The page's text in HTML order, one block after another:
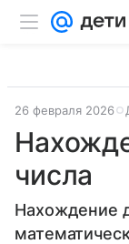
26 февраля 2026
числа
Нахождение